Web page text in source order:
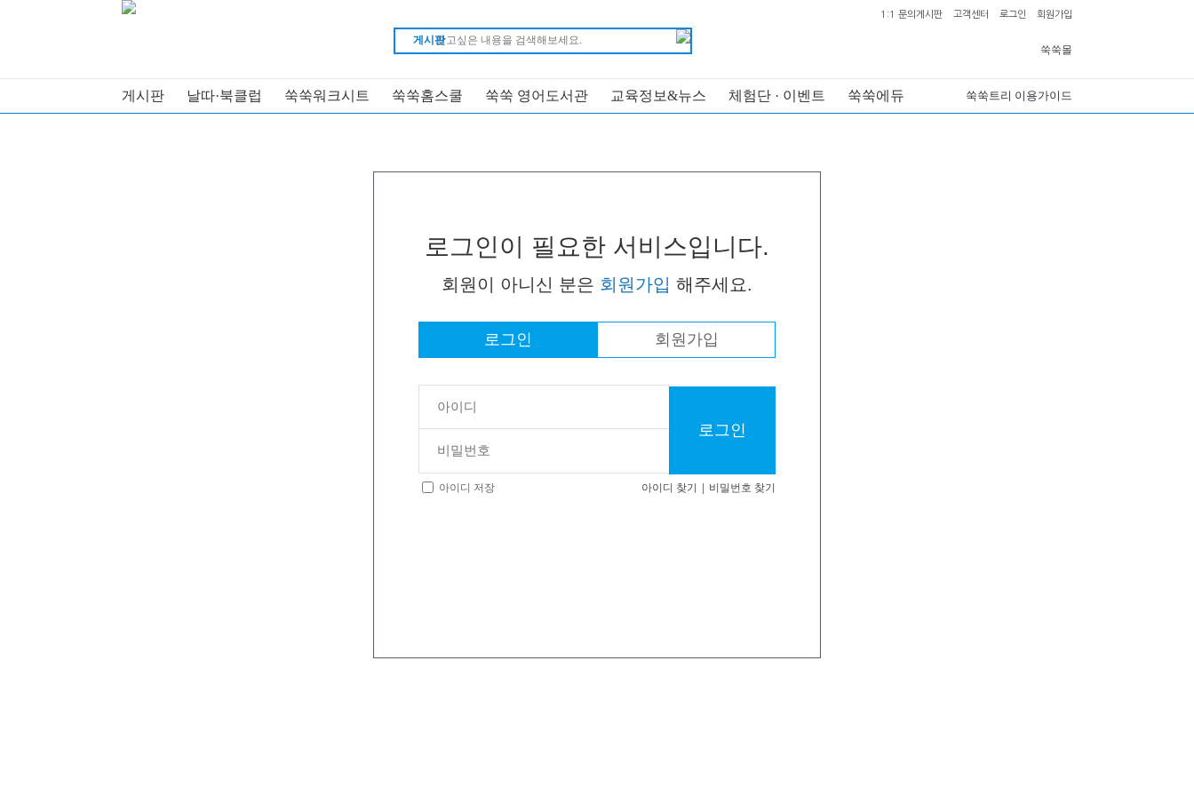
게시판
1:1 문의게시판 고객센터 로그인 회원가입
쑥쑥몰
게시판 날따·북클럽 쑥쑥워크시트 쑥쑥홈스쿨 쑥쑥 영어도서관 교육정보&뉴스 체험단 · 이벤트 쑥쑥에듀 쑥쑥트리 이용가이드
로그인이 필요한 서비스입니다.
회원이 아니신 분은 회원가입 해주세요.
로그인 회원가입
로그인
아이디 저장 아이디 찾기 | 비밀번호 찾기